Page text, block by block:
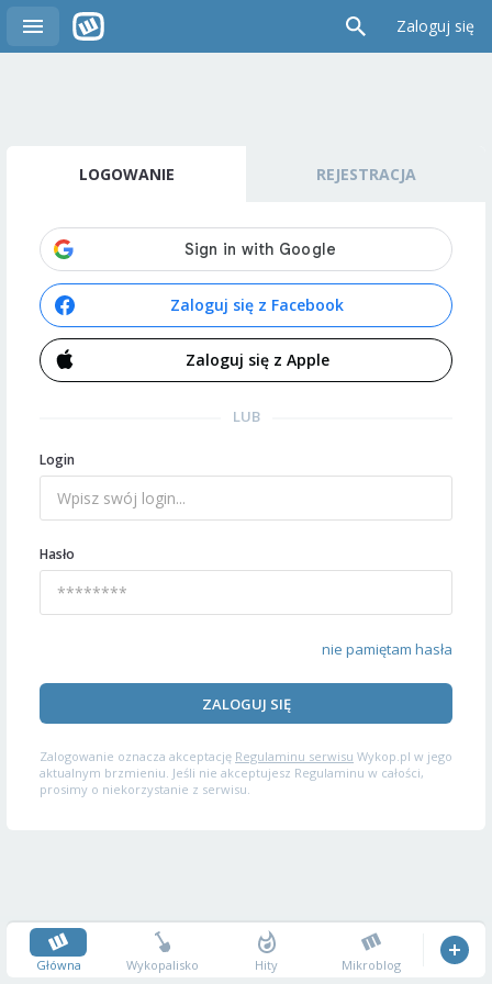
Zaloguj się
LOGOWANIE REJESTRACJA
Zaloguj się z Facebook
Zaloguj się z Apple
LUB
Login
Hasło
nie pamiętam hasła
ZALOGUJ SIĘ
Zalogowanie oznacza akceptację Regulaminu serwisu Wykop.pl w jego
aktualnym brzmieniu. Jeśli nie akceptujesz Regulaminu w całości,
prosimy o niekorzystanie z serwisu.
Główna Wykopalisko Hity Mikroblog